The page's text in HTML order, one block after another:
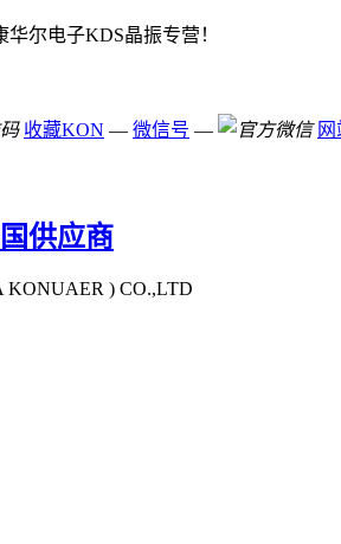
尔电子KDS晶振专营！
收藏KON — 微信号 —
供应商
) CO.,LTD